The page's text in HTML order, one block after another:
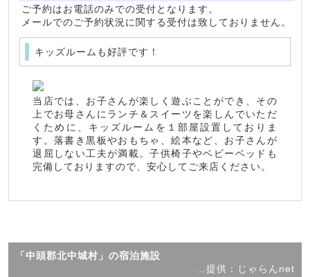
ご予約はお電話のみでの受付となります。
メールでのご予約状況に関する受付は致しておりません。
キッズルームも好評です！
当店では、お子さんが楽しく遊ぶことができ、その
上でお母さんにランチ＆スイーツを楽しんでいただ
くために、キッズルームを１部屋設置しておりま
す。落書き黒板やおもちゃ、絵本など、お子さんが
退屈しない工夫が満載。子供椅子やベビーベッドも
完備しておりますので、安心してご来店ください。
「中頭郡北中城村」の宿泊施設
…提供：じゃらんnet